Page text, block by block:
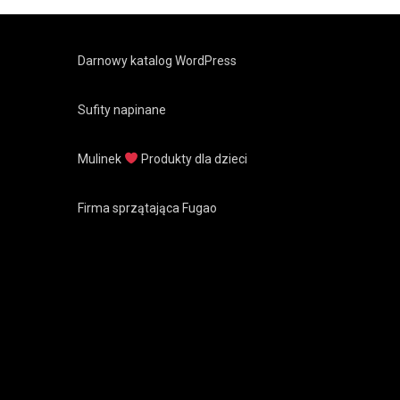
Darnowy katalog WordPress
Sufity napinane
Mulinek Produkty dla dzieci
Firma sprzątająca Fugao